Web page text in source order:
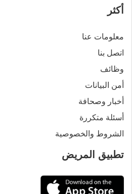
أكثر
معلومات عنا
اتصل بنا
وظائف
أمن البيانات
أخبار وصحافة
أسئلة متكررة
الشروط والخصوصية
تطبيق المريض